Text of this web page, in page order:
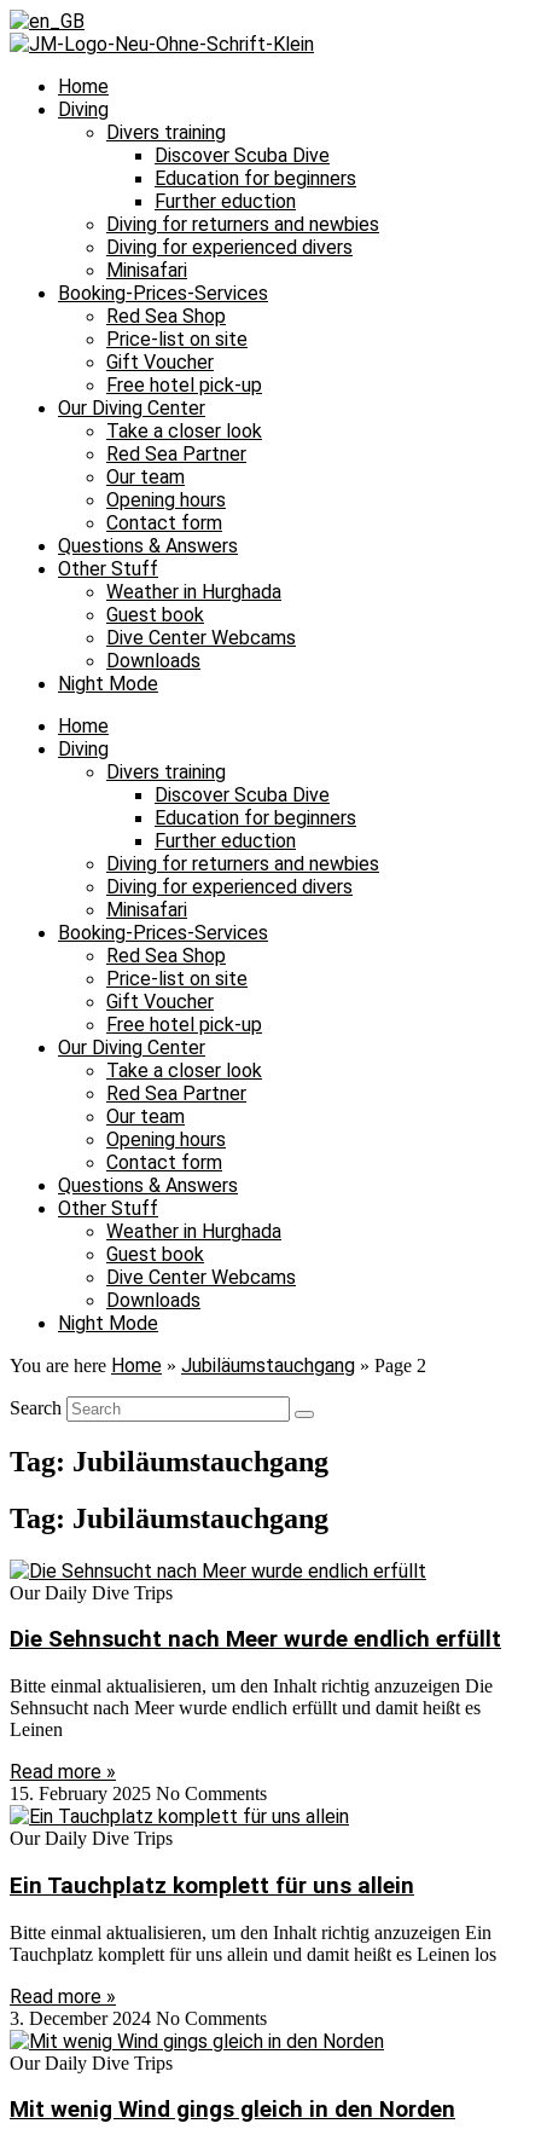
Home
Diving
Divers training
Discover Scuba Dive
Education for beginners
Further eduction
Diving for returners and newbies
Diving for experienced divers
Minisafari
Booking-Prices-Services
Red Sea Shop
Price-list on site
Gift Voucher
Free hotel pick-up
Our Diving Center
Take a closer look
Red Sea Partner
Our team
Opening hours
Contact form
Questions & Answers
Other Stuff
Weather in Hurghada
Guest book
Dive Center Webcams
Downloads
Night Mode
Home
Diving
Divers training
Discover Scuba Dive
Education for beginners
Further eduction
Diving for returners and newbies
Diving for experienced divers
Minisafari
Booking-Prices-Services
Red Sea Shop
Price-list on site
Gift Voucher
Free hotel pick-up
Our Diving Center
Take a closer look
Red Sea Partner
Our team
Opening hours
Contact form
Questions & Answers
Other Stuff
Weather in Hurghada
Guest book
Dive Center Webcams
Downloads
Night Mode
You are here Home » Jubiläumstauchgang » Page 2
Search
Tag: Jubiläumstauchgang
Tag: Jubiläumstauchgang
Our Daily Dive Trips
Die Sehnsucht nach Meer wurde endlich erfüllt
Bitte einmal aktualisieren, um den Inhalt richtig anzuzeigen Die
Sehnsucht nach Meer wurde endlich erfüllt und damit heißt es
Leinen
Read more »
15. February 2025 No Comments
Our Daily Dive Trips
Ein Tauchplatz komplett für uns allein
Bitte einmal aktualisieren, um den Inhalt richtig anzuzeigen Ein
Tauchplatz komplett für uns allein und damit heißt es Leinen los
Read more »
3. December 2024 No Comments
Our Daily Dive Trips
Mit wenig Wind gings gleich in den Norden